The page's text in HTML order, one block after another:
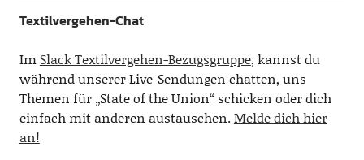
Textilvergehen-Chat
Im Slack Textilvergehen-Bezugsgruppe, kannst du
während unserer Live-Sendungen chatten, uns
Themen für „State of the Union“ schicken oder dich
einfach mit anderen austauschen.Melde dich hier
an!